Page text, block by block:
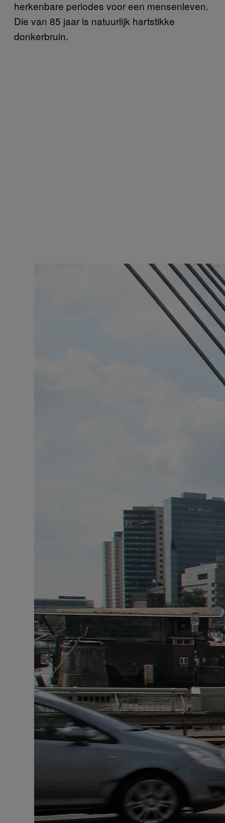
herkenbare periodes voor een mensenleven.
Die van 85 jaar is natuurlijk hartstikke
donkerbruin.